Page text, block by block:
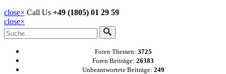
close× Call Us +49 (1805) 01 29 59
close×
Foren Themen: 3725
Foren Beiträge: 26383
Unbeantwortete Beiträge: 249